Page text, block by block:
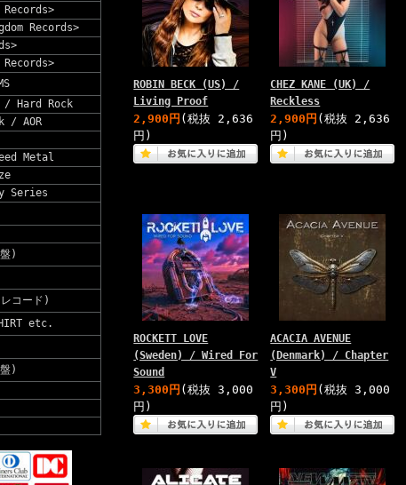
Records>
Hard Rock
/ AOR
Metal
Series
)
コード)
etc.
)
ROBIN BECK (US) /
Living Proof
2,900円 (税抜 2,636
円)
CHEZ KANE (UK) /
Reckless
2,900円 (税抜 2,636
円)
ROCKETT LOVE
(Sweden) / Wired For
Sound
3,300円 (税抜 3,000
円)
ACACIA AVENUE
(Denmark) / Chapter
V
3,300円 (税抜 3,000
円)